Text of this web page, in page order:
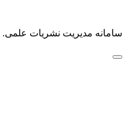
سامانه مدیریت نشریات علمی.